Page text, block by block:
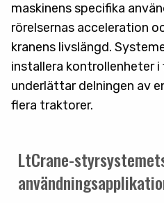
maskinens specifika
rörelsernas acceleration
kranens livslängd.
installera kontrollenheter
underlättar delningen av
flera traktorer.
LtCrane-